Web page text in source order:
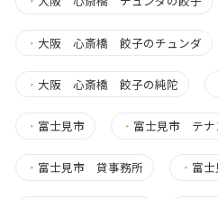
・ 大阪 心斎橋 餃子のチュンダ
・ 大阪 心斎橋 餃子の純陀
・ 富士見市 ・ 富士見市 テナ
・ 富士見市 貸事務所 ・ 富